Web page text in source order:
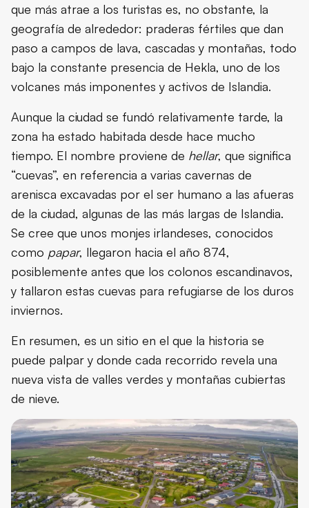
que más atrae a los turistas es, no obstante, la
geografía de alrededor: praderas fértiles que dan
paso a campos de lava, cascadas y montañas, todo
bajo la constante presencia de Hekla, uno de los
volcanes más imponentes y activos de Islandia.
Aunque la ciudad se fundó relativamente tarde, la
zona ha estado habitada desde hace mucho
tiempo. El nombre proviene de hellar, que significa
“cuevas”, en referencia a varias cavernas de
arenisca excavadas por el ser humano a las afueras
de la ciudad, algunas de las más largas de Islandia.
Se cree que unos monjes irlandeses, conocidos
como papar, llegaron hacia el año 874,
posiblemente antes que los colonos escandinavos,
y tallaron estas cuevas para refugiarse de los duros
inviernos.
En resumen, es un sitio en el que la historia se
puede palpar y donde cada recorrido revela una
nueva vista de valles verdes y montañas cubiertas
de nieve.